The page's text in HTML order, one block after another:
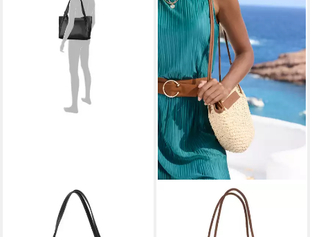
Shopper Laci, betont durch
eingefasste Lederimitat-
Shopper Strandtasche,
Schultertasche, Korbtasche,